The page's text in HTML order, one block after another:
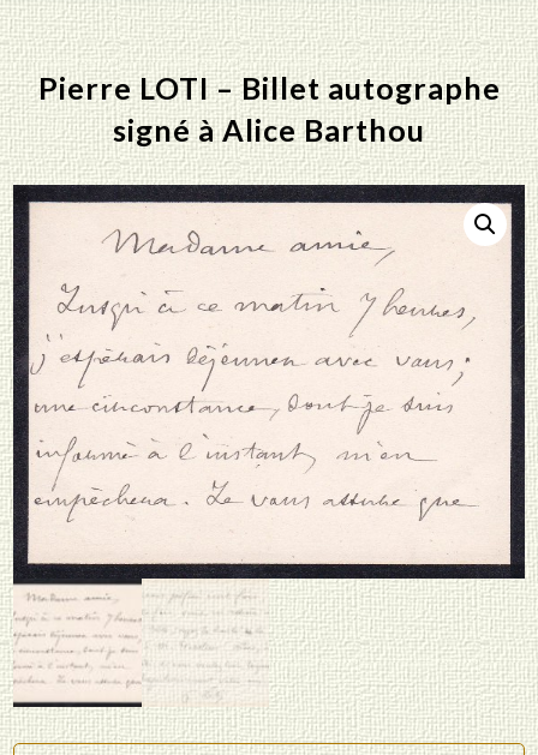
Pierre LOTI – Billet autographe
signé à Alice Barthou